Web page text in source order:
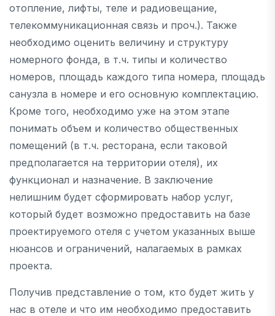
отопление, лифты, теле и радиовещание,
телекоммуникационная связь и проч.). Также
необходимо оценить величину и структуру
номерного фонда, в т.ч. типы и количество
номеров, площадь каждого типа номера, площадь
санузла в номере и его основную комплектацию.
Кроме того, необходимо уже на этом этапе
понимать объем и количество общественных
помещений (в т.ч. ресторана, если таковой
предполагается на территории отеля), их
функционал и назначение. В заключение
нелишним будет сформировать набор услуг,
который будет возможно предоставить на базе
проектируемого отеля с учетом указанных выше
нюансов и ограничений, налагаемых в рамках
проекта.
Получив представление о том, кто будет жить у
нас в отеле и что им необходимо предоставить